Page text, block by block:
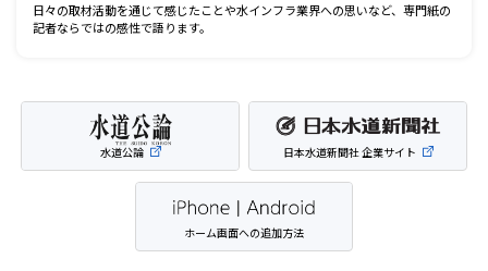
日々の取材活動を通じて感じたことや水インフラ業界への思いなど、専門紙の
記者ならではの感性で語ります。
水道公論 日本水道新聞社 企業サイト
ホーム画面への追加方法